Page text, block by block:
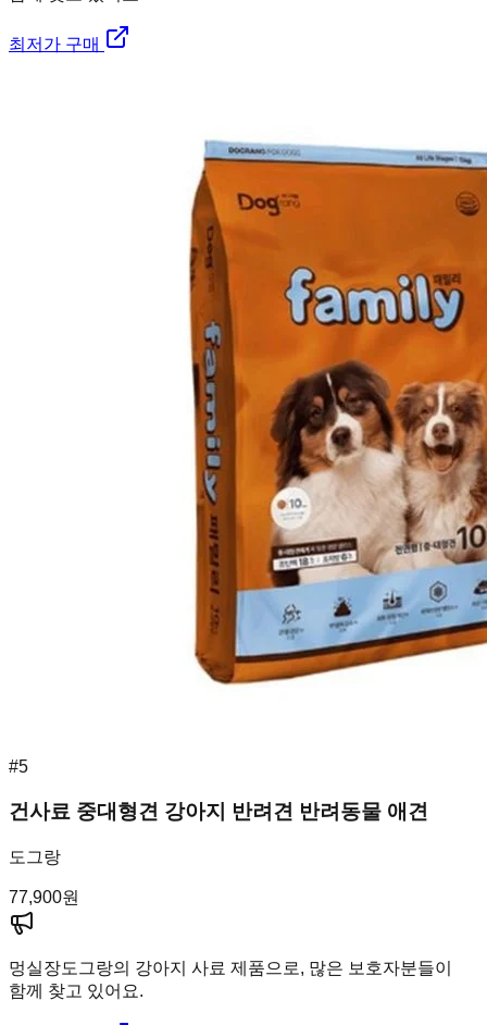
최저가 구매
#5
건사료 중대형견 강아지 반려견 반려동물 애견
도그랑
77,900원
멍실장도그랑의 강아지 사료 제품으로, 많은 보호자분들이
함께 찾고 있어요.